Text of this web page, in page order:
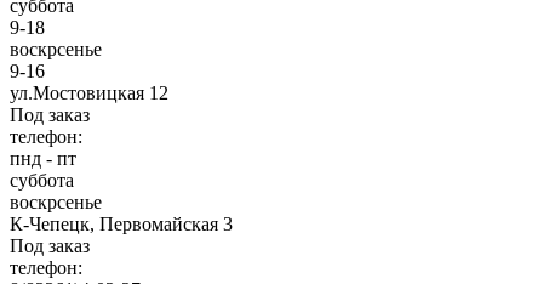
суббота
9-18
воскрсенье
9-16
ул.Мостовицкая 12
Под заказ
телефон:
пнд - пт
суббота
воскрсенье
К-Чепецк, Первомайская 3
Под заказ
телефон: